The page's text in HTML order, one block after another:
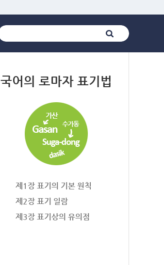
국어의 로마자 표기법
제1장 표기의 기본 원칙
제2장 표기 일람
제3장 표기상의 유의점